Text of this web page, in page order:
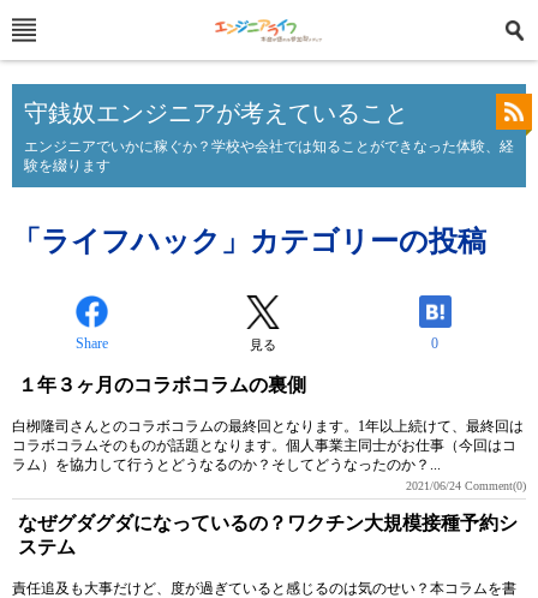
守銭奴エンジニアが考えていること
エンジニアでいかに稼ぐか？学校や会社では知ることができなった体験、経
験を綴ります
「ライフハック」カテゴリーの投稿
Share 見る 0
１年３ヶ月のコラボコラムの裏側
白栁隆司さんとのコラボコラムの最終回となります。1年以上続けて、最終回は
コラボコラムそのものが話題となります。個人事業主同士がお仕事（今回はコ
ラム）を協力して行うとどうなるのか？そしてどうなったのか？...
2021/06/24 Comment(0)
なぜグダグダになっているの？ワクチン大規模接種予約シ
ステム
責任追及も大事だけど、度が過ぎていると感じるのは気のせい？本コラムを書